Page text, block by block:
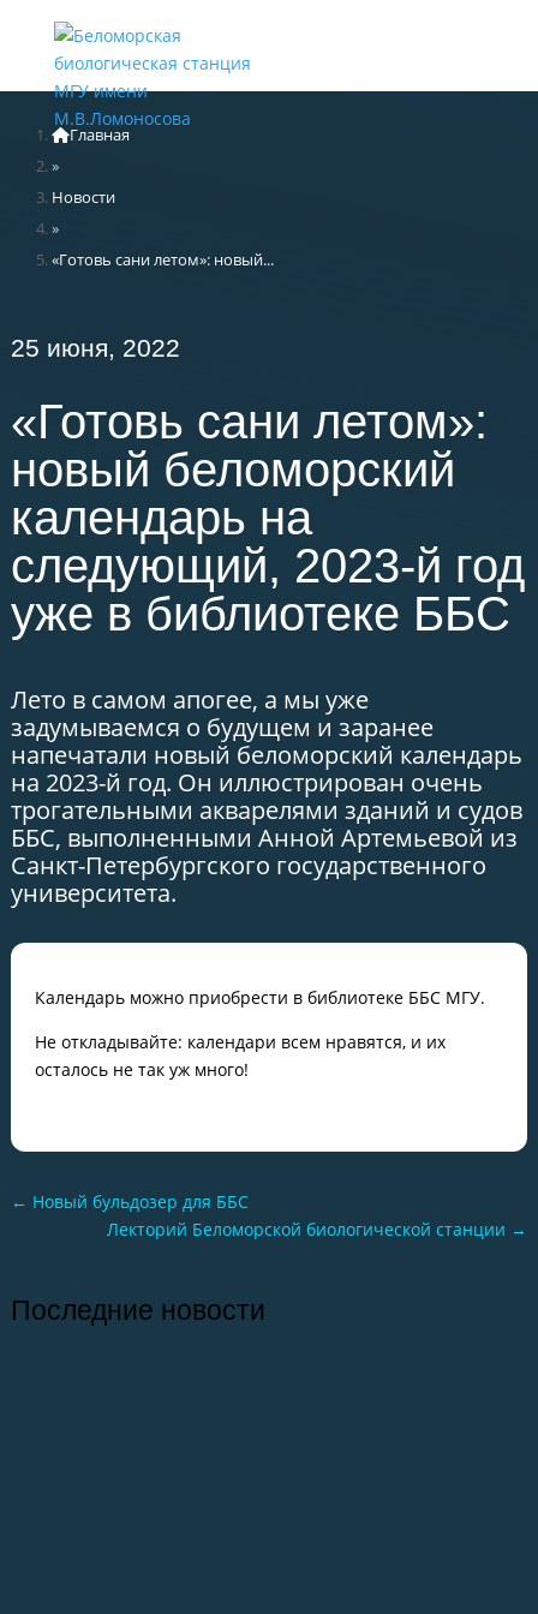
Главная
»
Новости
»
«Готовь сани летом»: новый...
25 июня, 2022
«Готовь сани летом»:
новый беломорский
календарь на
следующий, 2023-й год
уже в библиотеке ББС
Лето в самом апогее, а мы уже
задумываемся о будущем и заранее
напечатали новый беломорский календарь
на 2023-й год. Он иллюстрирован очень
трогательными акварелями зданий и судов
ББС, выполненными Анной Артемьевой из
Санкт-Петербургского государственного
университета.
Календарь можно приобрести в библиотеке ББС МГУ.
Не откладывайте: календари всем нравятся, и их
осталось не так уж много!
← Новый бульдозер для ББС
Лекторий Беломорской биологической станции →
Последние новости